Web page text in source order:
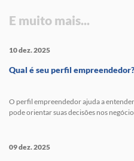
E muito mais...
10 dez. 2025
Qual é seu perfil empreendedor?
O perfil empreendedor ajuda a
pode orientar suas decisões nos
09 dez. 2025